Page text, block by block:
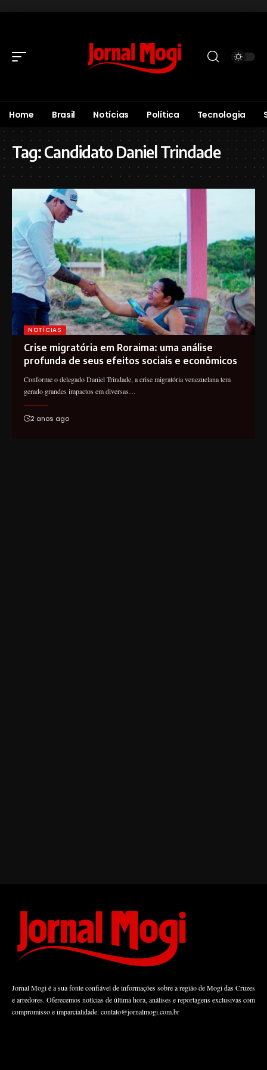
Home Brasil Notícias Política Tecnologia
Tag:Candidato Daniel Trindade
NOTÍCIAS
Crise migratória em Roraima: uma análise
profunda de seus efeitos sociais e econômicos
Conforme o delegado Daniel Trindade, a crise migratória venezuelana tem
gerado grandes impactos em diversas…
2 anos ago
Jornal Mogi é a sua fonte confiável de informações sobre a região de Mogi das Cruzes
e arredores. Oferecemos notícias de última hora, análises e reportagens exclusivas com
compromisso e imparcialidade. contato@jornalmogi.com.br